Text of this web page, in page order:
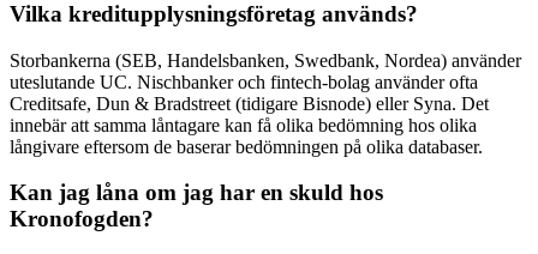
Vilka kreditupplysningsföretag används?
Storbankerna (SEB, Handelsbanken, Swedbank, Nordea) använder
uteslutande UC. Nischbanker och fintech-bolag använder ofta
Creditsafe, Dun & Bradstreet (tidigare Bisnode) eller Syna. Det
innebär att samma låntagare kan få olika bedömning hos olika
långivare eftersom de baserar bedömningen på olika databaser.
Kan jag låna om jag har en skuld hos
Kronofogden?